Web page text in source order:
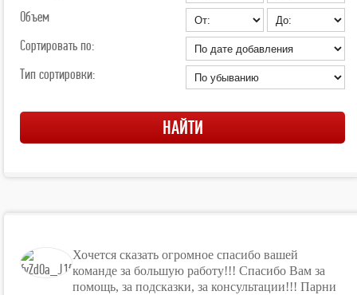
Объем
Сортировать по:
Тип сортировки:
Хочется сказать огромное спасибо вашей
команде за большую работу!!! Спасибо Вам за
помощь, за подсказки, за консультации!!! Парни